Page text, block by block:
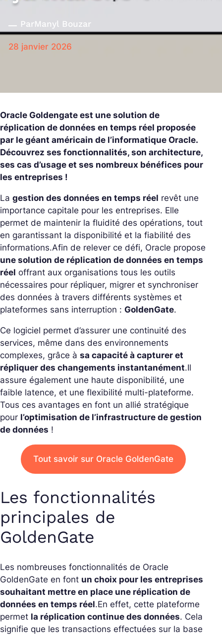
ParManyl Bouzar
28 janvier 2026
Oracle Goldengate est une solution de
réplication de données en temps réel proposée
par le géant américain de l’informatique Oracle.
Découvrez ses fonctionnalités, son architecture,
ses cas d’usage et ses nombreux bénéfices pour
les entreprises !
La gestion des données en temps réel revêt une
importance capitale pour les entreprises. Elle
permet de maintenir la fluidité des opérations, tout
en garantissant la disponibilité et la fiabilité des
informations.Afin de relever ce défi, Oracle propose
une solution de réplication de données en temps
réel offrant aux organisations tous les outils
nécessaires pour répliquer, migrer et synchroniser
des données à travers différents systèmes et
plateformes sans interruption : GoldenGate.
Ce logiciel permet d’assurer une continuité des
services, même dans des environnements
complexes, grâce à sa capacité à capturer et
répliquer des changements instantanément.Il
assure également une haute disponibilité, une
faible latence, et une flexibilité multi-plateforme.
Tous ces avantages en font un allié stratégique
pour l’optimisation de l’infrastructure de gestion
de données !
Tout savoir sur Oracle GoldenGate
Les fonctionnalités
principales de
GoldenGate
Les nombreuses fonctionnalités de Oracle
GoldenGate en font un choix pour les entreprises
souhaitant mettre en place une réplication de
données en temps réel.En effet, cette plateforme
permet la réplication continue des données. Cela
signifie que les transactions effectuées sur la base